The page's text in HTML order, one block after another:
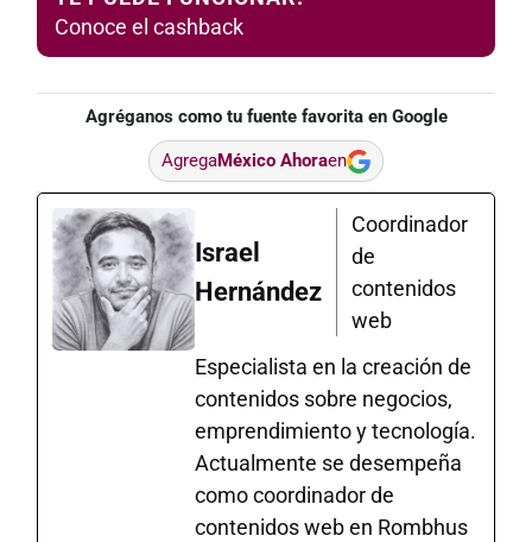
Conoce el cashback
Agréganos como tu fuente favorita en Google
AgregaMéxico Ahoraen
Israel
Hernández
Coordinador
de
contenidos
web
Especialista en la creación de
contenidos sobre negocios,
emprendimiento y tecnología.
Actualmente se desempeña
como coordinador de
contenidos web en Rombhus